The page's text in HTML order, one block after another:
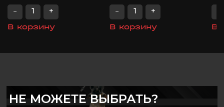
- +
В корзину
- +
В корзину В
НЕ МОЖЕТЕ ВЫБРАТЬ?